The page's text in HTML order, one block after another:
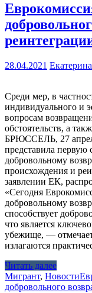
28.04.2021
Среди мер, в
индивидуального и
вопросам
обстоятельств, а
БРЮССЕЛЬ, 27
представила
добровольному
происхождения и
заявлении ЕК,
«Сегодня
добровольному
способствует
что является
убежище, —
излагаются
Читать далее
Мигрант, Новости
добровольного